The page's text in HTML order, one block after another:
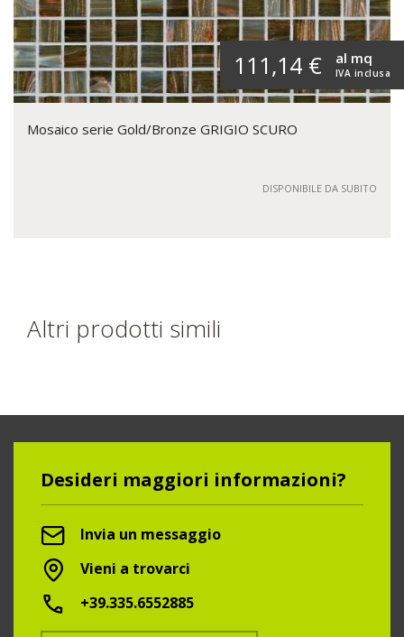
111,14 € IVA inclusa
al mq
Mosaico serie Gold/Bronze GRIGIO SCURO
DISPONIBILE DA SUBITO
Altri prodotti simili
Desideri maggiori informazioni?
Invia un messaggio
Vieni a trovarci
+39.335.6552885